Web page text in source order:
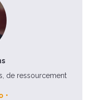
de ressourcement